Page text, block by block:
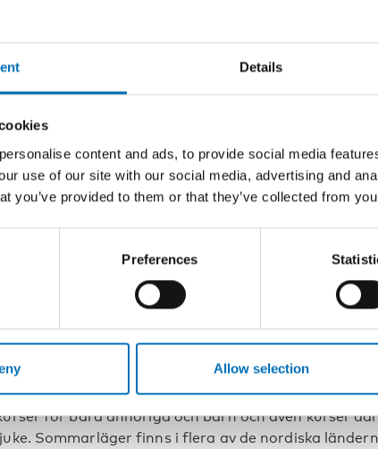
Details
content and ads, to provide social media
use of our site with our social media, advertising and
you’ve provided to them or that they’ve collected from
Preferences
Allow selection
önskar är gemenskap med andra, att de
och föreläser om sin sjukdom, säger Steen Kabel,
av aktiviteter för personer med
spelar roll
tack vare de nationella danska och norska
Pårørendekofferten – eller verktygslåda för
för anhöriga till demenssjuka. Ett axplock:
och mycket mer och allt med tips för anhöriga
har en demenssjukdom. Det är något anhöriga har
säger Kirsti Hotvedt, projektledare på Aldring
De som driver anhörigkurser får verktygslådan
för bara anhöriga och barn och även kurser där
Sommarläger finns i flera av de nordiska